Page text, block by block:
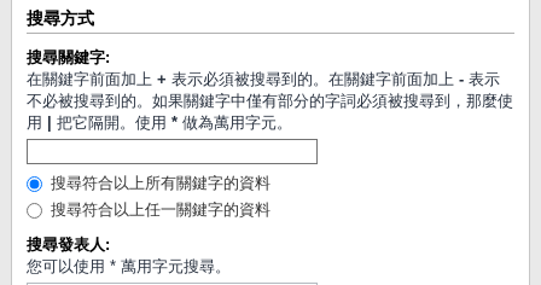
搜尋方式
搜尋關鍵字:
在關鍵字前面加上 + 表示必須被搜尋到的。在關鍵字前面加上 - 表示
不必被搜尋到的。如果關鍵字中僅有部分的字詞必須被搜尋到，那麼使
用
把它隔開。使用 * 做為萬用字元。
搜尋符合以上所有關鍵字的資料
搜尋符合以上任一關鍵字的資料
搜尋發表人:
您可以使用 * 萬用字元搜尋。